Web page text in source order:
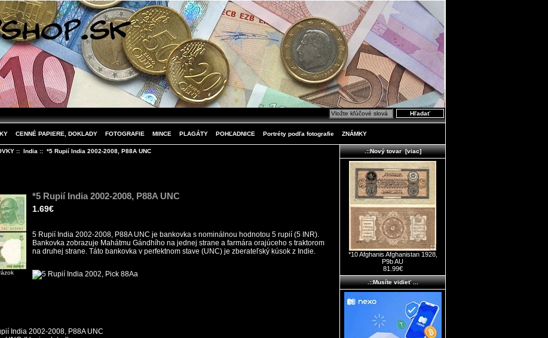
CENNÉ PAPIERE, DOKLADY FOTOGRAFIE MINCE PLAGÁTY POHĽADNICE Portréty podľa fotografie ZNÁMKY
:: India :: *5 Rupií India 2002-2008, P88A UNC
*5 Rupií India 2002-2008, P88A UNC
1.69€
5 Rupií India 2002-2008, P88A UNC je bankovka s nominálnou hodnotou 5 rupií (5 INR).
Bankovka zobrazuje Mahátmu Gándhího na jednej strane a farmára orajúceho s traktorom
na druhej strane. Táto bankovka v perfektnom stave (UNC) je zberateľský kúsok z Indie.
India 2002-2008, P88A UNC
.::Nový tovar [viac]
*10 Afghanis Afghanistan 1928,
P9b AU
81.99€
.::Musíte vidieť ...